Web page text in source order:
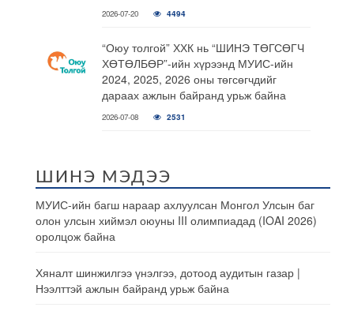
2026-07-20 4494
“Оюу толгой” ХХК нь “ШИНЭ ТӨГСӨГЧ
ХӨТӨЛБӨР”-ийн хүрээнд МУИС-ийн
2024, 2025, 2026 оны төгсөгчдийг
дараах ажлын байранд урьж байна
2026-07-08 2531
ШИНЭ МЭДЭЭ
МУИС-ийн багш нараар ахлуулсан Монгол Улсын баг
олон улсын хиймэл оюуны III олимпиадад (IOAI 2026)
оролцож байна
Хяналт шинжилгээ үнэлгээ, дотоод аудитын газар |
Нээлттэй ажлын байранд урьж байна